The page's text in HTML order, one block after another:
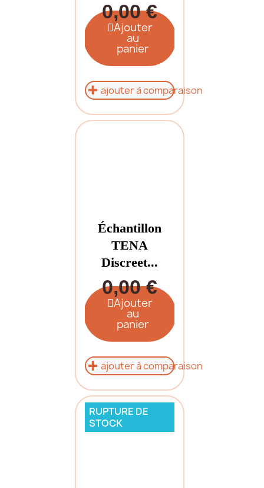
0,00 €
Ajouter
au
panier
ajouter à comparaison
Échantillon
TENA
Discreet...
0,00 €
Ajouter
au
panier
ajouter à comparaison
RUPTURE DE
STOCK